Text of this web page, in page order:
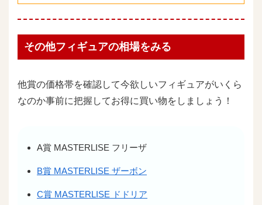
その他フィギュアの相場をみる
他賞の価格帯を確認して今欲しいフィギュアがいくら
なのか事前に把握してお得に買い物をしましょう！
A賞 MASTERLISE フリーザ
B賞 MASTERLISE ザーボン
C賞 MASTERLISE ドドリア